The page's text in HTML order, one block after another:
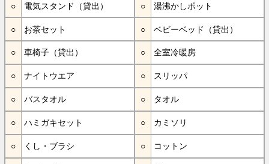
電気スタンド（貸出） 湯沸かしポット
お茶セット ベビーベッド（貸出）
車椅子（貸出） 全室冷暖房
ナイトウエア スリッパ
バスタオル タオル
ハミガキセット カミソリ
くし・ブラシ コットン